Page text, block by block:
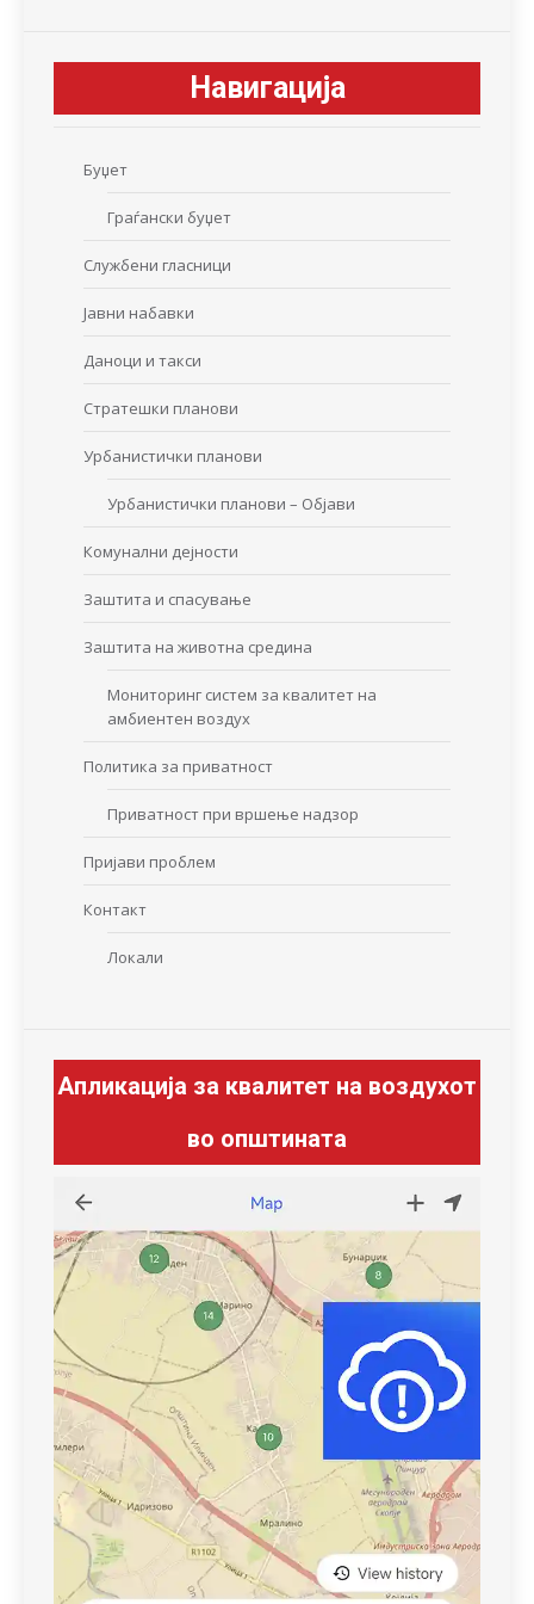
Навигација
Буџет
Граѓански буџет
Службени гласници
Јавни набавки
Даноци и такси
Стратешки планови
Урбанистички планови
Урбанистички планови – Објави
Комунални дејности
Заштита и спасување
Заштита на животна средина
Мониторинг систем за квалитет на
амбиентен воздух
Политика за приватност
Приватност при вршење надзор
Пријави проблем
Контакт
Локали
Апликација за квалитет на воздухот
во општината